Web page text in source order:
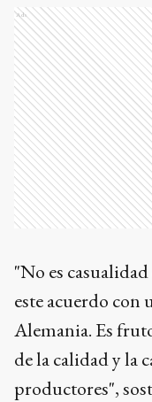
Ads
"No es
este acuerdo con
Alemania. Es
de la calidad y la
productores",